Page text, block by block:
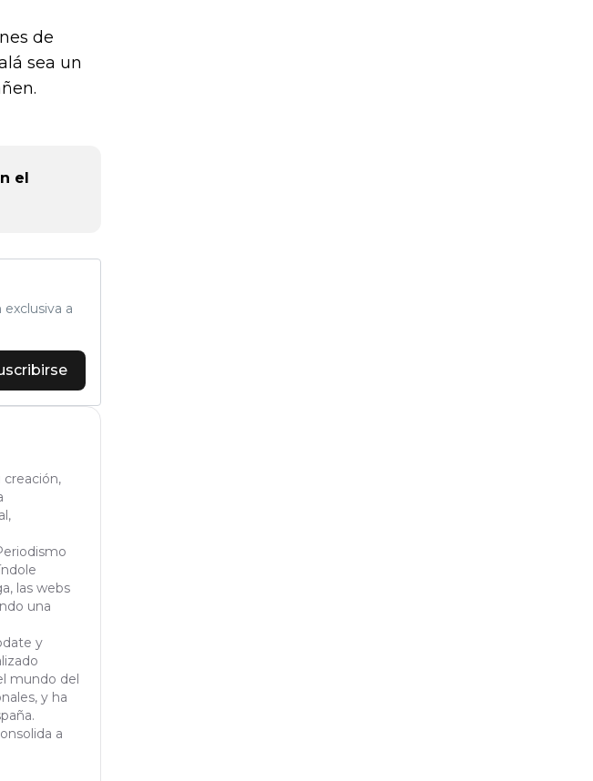
de
sea un
el
a
creación,
las webs
una
y
mundo del
y ha
a